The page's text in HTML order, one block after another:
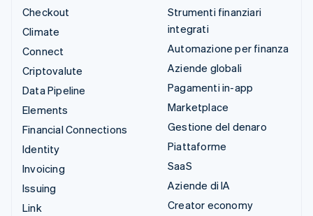
Checkout
Climate
Connect
Criptovalute
Data Pipeline
Elements
Financial Connections
Identity
Invoicing
Issuing
Link
Strumenti finanziari
integrati
Automazione per finanza
Aziende globali
Pagamenti in-app
Marketplace
Gestione del denaro
Piattaforme
SaaS
Aziende di IA
Creator economy